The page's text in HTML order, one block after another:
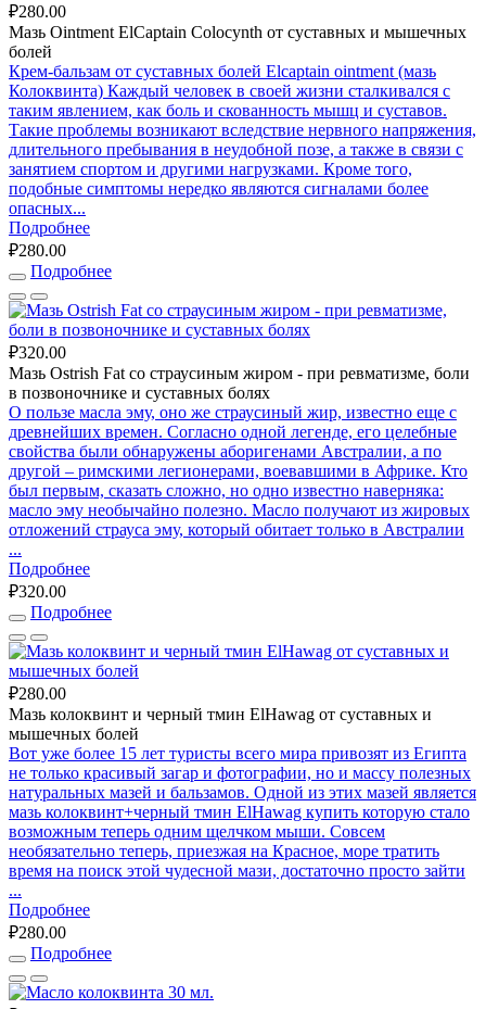
₽280.00
Мазь Ointment ElCaptain Colocynth от суставных и мышечных
болей
Крем-бальзам от суставных болей Elcaptain ointment (мазь
Колоквинта) Каждый человек в своей жизни сталкивался с
таким явлением, как боль и скованность мышц и суставов.
Такие проблемы возникают вследствие нервного напряжения,
длительного пребывания в неудобной позе, а также в связи с
занятием спортом и другими нагрузками. Кроме того,
подобные симптомы нередко являются сигналами более
опасных...
Подробнее
₽280.00
Подробнее
₽320.00
Мазь Ostrish Fat со страусиным жиром - при ревматизме, боли
в позвоночнике и суставных болях
О пользе масла эму, оно же страусиный жир, известно еще с
древнейших времен. Согласно одной легенде, его целебные
свойства были обнаружены аборигенами Австралии, а по
другой – римскими легионерами, воевавшими в Африке. Кто
был первым, сказать сложно, но одно известно наверняка:
масло эму необычайно полезно. Масло получают из жировых
отложений страуса эму, который обитает только в Австралии
...
Подробнее
₽320.00
Подробнее
₽280.00
Мазь колоквинт и черный тмин ElHawag от суставных и
мышечных болей
Вот уже более 15 лет туристы всего мира привозят из Египта
не только красивый загар и фотографии, но и массу полезных
натуральных мазей и бальзамов. Одной из этих мазей является
мазь колоквинт+черный тмин ElHawag купить которую стало
возможным теперь одним щелчком мыши. Совсем
необязательно теперь, приезжая на Красное, море тратить
время на поиск этой чудесной мази, достаточно просто зайти
...
Подробнее
₽280.00
Подробнее